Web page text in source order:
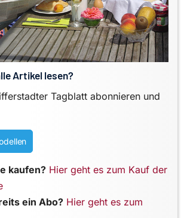
Artikel lesen?
Tagblatt abonnieren und
kaufen? Hier geht es zum Kauf der
ein Abo? Hier geht es zum